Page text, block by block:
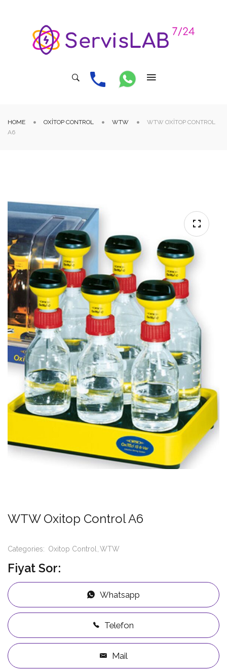
HOME OXITOP CONTROL WTW
WTW OXITOP CONTROL
A6
WTW Oxitop Control A6
Categories: Oxitop Control WTW
Fiyat Sor:
Whatsapp
Telefon
Mail